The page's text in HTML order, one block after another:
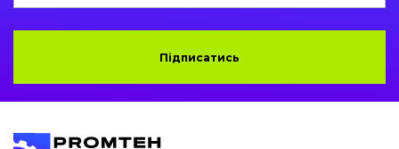
Пальці та Втулки
Гідравліка
Підписатись